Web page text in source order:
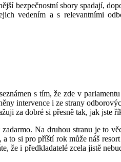
bezpečnostní sbory spadají,
vedením a s relevantními
s tím, že zde v
intervence i ze strany
za dobré si přesně tak, jak jste
Na druhou stranu je to
to si pro příští rok může náš
že i předkladatelé zcela jistě